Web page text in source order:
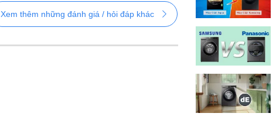
Xem thêm những đánh giá / hỏi đáp khác